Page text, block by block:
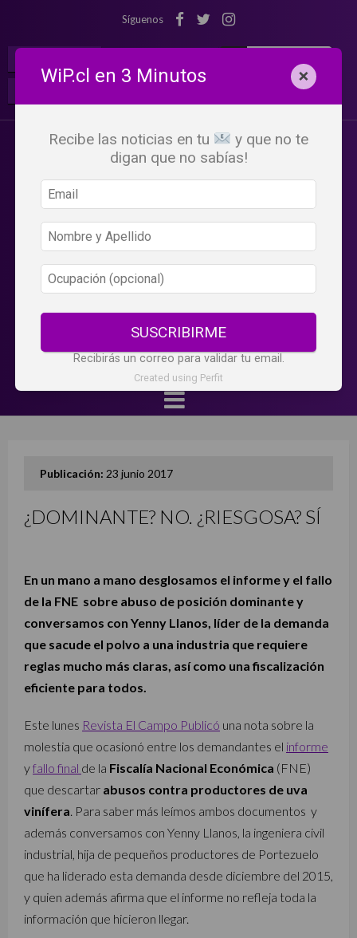
Síguenos
Publicación: 23 junio 2017
¿DOMINANTE? NO. ¿RIESGOSA? SÍ
En un mano a mano desglosamos el informe y el fallo
de la FNE sobre abuso de posición dominante y
conversamos con Yenny Llanos, líder de la demanda
que sacude el polvo a una industria que requiere
reglas mucho más claras, así como una fiscalización
eficiente para todos.
Este lunes Revista El Campo Publicó una nota sobre la
molestia que ocasionó entre los demandantes el informe
yfallo final de la Fiscalía Nacional Económica (FNE)
que descartar abusos contra productores de uva
vinífera . Para saber más leímos ambos documentos y
además conversamos con Yenny Llanos, la ingeniera civil
industrial, hija de pequeños productores de Portezuelo
que ha liderado esta demanda desde diciembre del 2015,
y quien además afirma que el informe no refleja toda la
información que hicieron llegar.
WiP.cl en 3 Minutos ×
Recibe las noticias en tu
y que no te
digan que no sabías!
SUSCRIBIRME
Recibirás un correo para validar tu email.
Created using Perfit